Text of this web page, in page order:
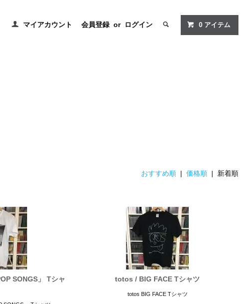
マイアカウント 会員登録 or ログイン 0 アイテム
おすすめ順 |価格順 | 新着順
SONGS」 Tシャ
totos / BIG FACE Tシャツ
totos BIG FACE Tシャツ